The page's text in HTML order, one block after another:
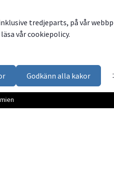
tredjeparts, på vår
vår cookiepolicy.
Godkänn alla kakor